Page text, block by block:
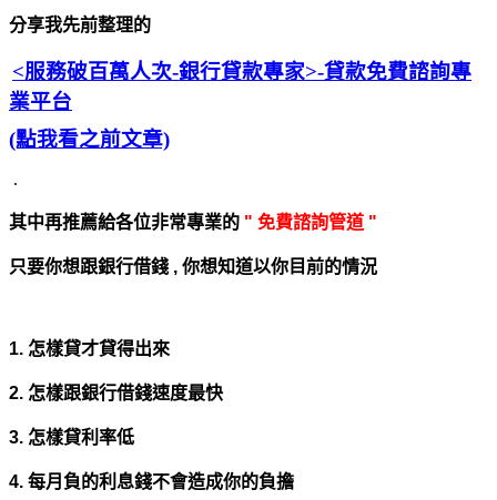
分享我先前整理的
<服務破百萬人次-銀行貸款專家>-貸款免費諮詢專
業平台
(點我看之前文章)
.
其中再推薦給各位非常專業的 " 免費諮詢管道 "
只要你想跟銀行借錢 , 你想知道以你目前的情況
1. 怎樣貸才貸得出來
2. 怎樣跟銀行借錢速度最快
3. 怎樣貸利率低
4. 每月負的利息錢不會造成你的負擔